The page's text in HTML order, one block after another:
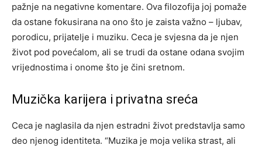
pažnje na negativne komentare. Ova filozofija joj pomaže
da ostane fokusirana na ono što je zaista važno – ljubav,
porodicu, prijatelje i muziku. Ceca je svjesna da je njen
život pod povećalom, ali se trudi da ostane odana svojim
vrijednostima i onome što je čini sretnom.
Muzička karijera i privatna sreća
Ceca je naglasila da njen estradni život predstavlja samo
deo njenog identiteta. “Muzika je moja velika strast, ali